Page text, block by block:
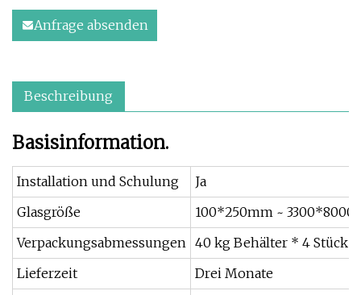
Anfrage absenden
Beschreibung
Basisinformation.
Installation und Schulung
Ja
Glasgröße
100*250mm ~
Verpackungsabmessungen 40 kg Behälter * 4 Stück
Lieferzeit
Drei Monate